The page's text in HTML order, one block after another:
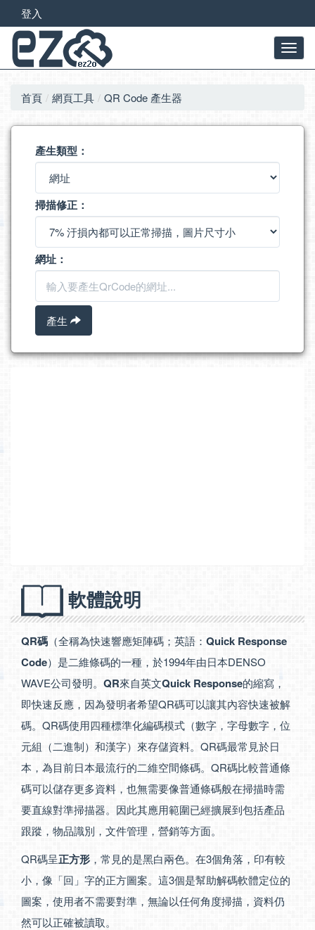
登入
首頁 網頁工具 QR Code 產生器
產生類型：
掃描修正：
網址：
產生
軟體說明
QR碼 （全稱為快速響應矩陣碼；英語： Quick Response
Code）是二維條碼的一種，於1994年由日本DENSO
WAVE公司發明。 QR來自英文Quick Response的縮寫，
即快速反應，因為發明者希望QR碼可以讓其內容快速被解
碼。QR碼使用四種標準化編碼模式（數字，字母數字，位
元組（二進制）和漢字）來存儲資料。QR碼最常見於日
本，為目前日本最流行的二維空間條碼。QR碼比較普通條
碼可以儲存更多資料，也無需要像普通條碼般在掃描時需
要直線對準掃描器。因此其應用範圍已經擴展到包括產品
跟蹤，物品識別，文件管理，營銷等方面。
QR碼呈正方形 ，常見的是黑白兩色。在3個角落，印有較
小，像「回」字的正方圖案。這3個是幫助解碼軟體定位的
圖案，使用者不需要對準，無論以任何角度掃描，資料仍
然可以正確被讀取。